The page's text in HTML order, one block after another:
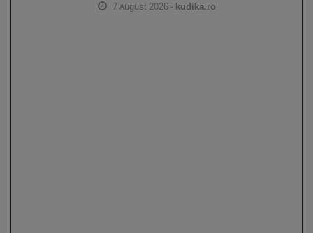
7 August 2026 - kudika.ro